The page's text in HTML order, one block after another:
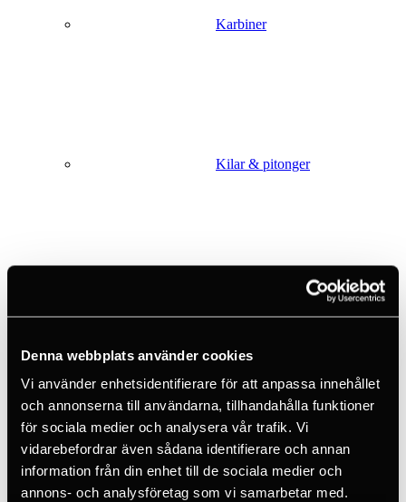
Denna webbplats använder cookies
Vi använder enhetsidentifierare för att anpassa innehållet
och annonserna till användarna, tillhandahålla funktioner
för sociala medier och analysera vår trafik. Vi
vidarebefordrar även sådana identifierare och annan
information från din enhet till de sociala medier och
annons- och analysföretag som vi samarbetar med.
Karbiner
Kilar & pitonger
Klätterpaket